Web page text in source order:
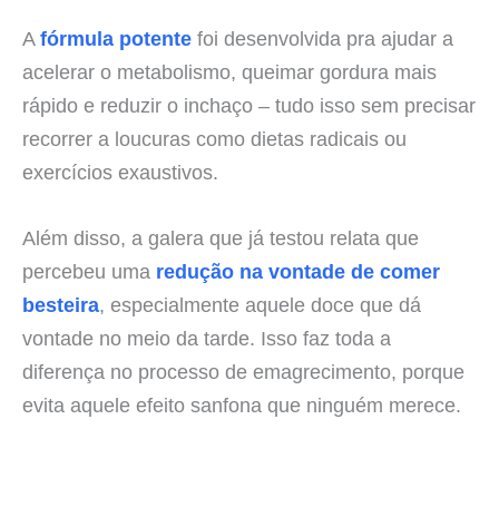
Afórmula potente foi desenvolvida pra ajudar a
acelerar o metabolismo, queimar gordura mais
rápido e reduzir o inchaço – tudo isso sem precisar
recorrer a loucuras como dietas radicais ou
exercícios exaustivos.
Além disso, a galera que já testou relata que
percebeu uma redução na vontade de comer
besteira, especialmente aquele doce que dá
vontade no meio da tarde. Isso faz toda a
diferença no processo de emagrecimento, porque
evita aquele efeito sanfona que ninguém merece.